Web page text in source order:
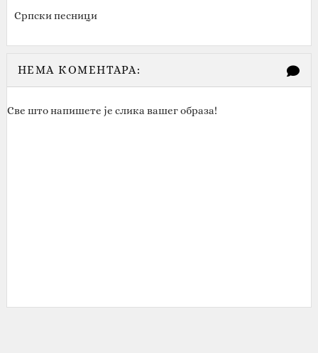
Српски песници
НЕМА КОМЕНТАРА:
Све што напишете је слика вашег образа!